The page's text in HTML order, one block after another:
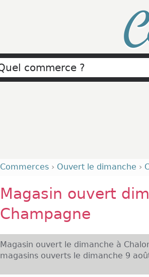
Commerces › Ouvert le dimanche ›
Magasin ouvert
Champagne
Magasin ouvert le dimanche à
magasins ouverts le dimanche 9